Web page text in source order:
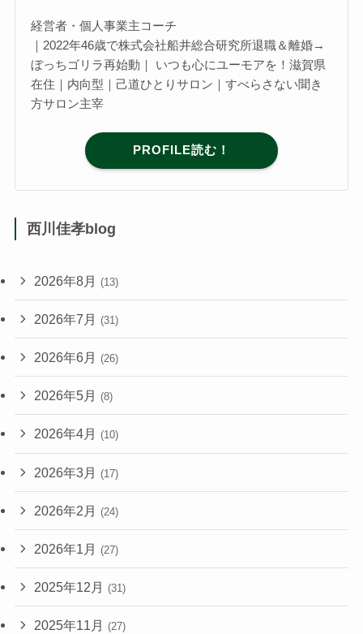
経営者・個人事業主コーチ
｜2022年46歳で株式会社船井総合研究所退職＆離婚→
ぼっちゴリラ再始動｜ いつも心にユーモアを！滋賀県
在住｜内向型｜己道ひとりサロン｜すべらさない聞き
方サロン主宰
PROFILE読む！
西川佳孝blog
2026年8月 (13)
2026年7月 (31)
2026年6月 (26)
2026年5月 (8)
2026年4月 (10)
2026年3月 (17)
2026年2月 (24)
2026年1月 (27)
2025年12月 (31)
2025年11月 (27)